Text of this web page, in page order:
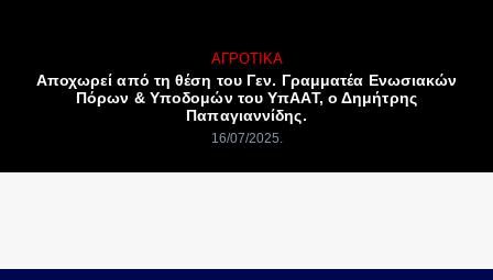
ΑΓΡΟΤΙΚΆ
Αποχωρεί από τη θέση του Γεν. Γραμματέα Ενωσιακών
Πόρων & Υποδομών του ΥπΑΑΤ, ο Δημήτρης
Παπαγιαννίδης.
16/07/2025